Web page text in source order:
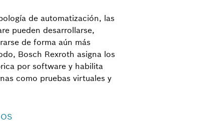
de automatización, las
pueden desarrollarse,
de forma aún más
Bosch Rexroth asigna los
por software y habilita
como pruebas virtuales y